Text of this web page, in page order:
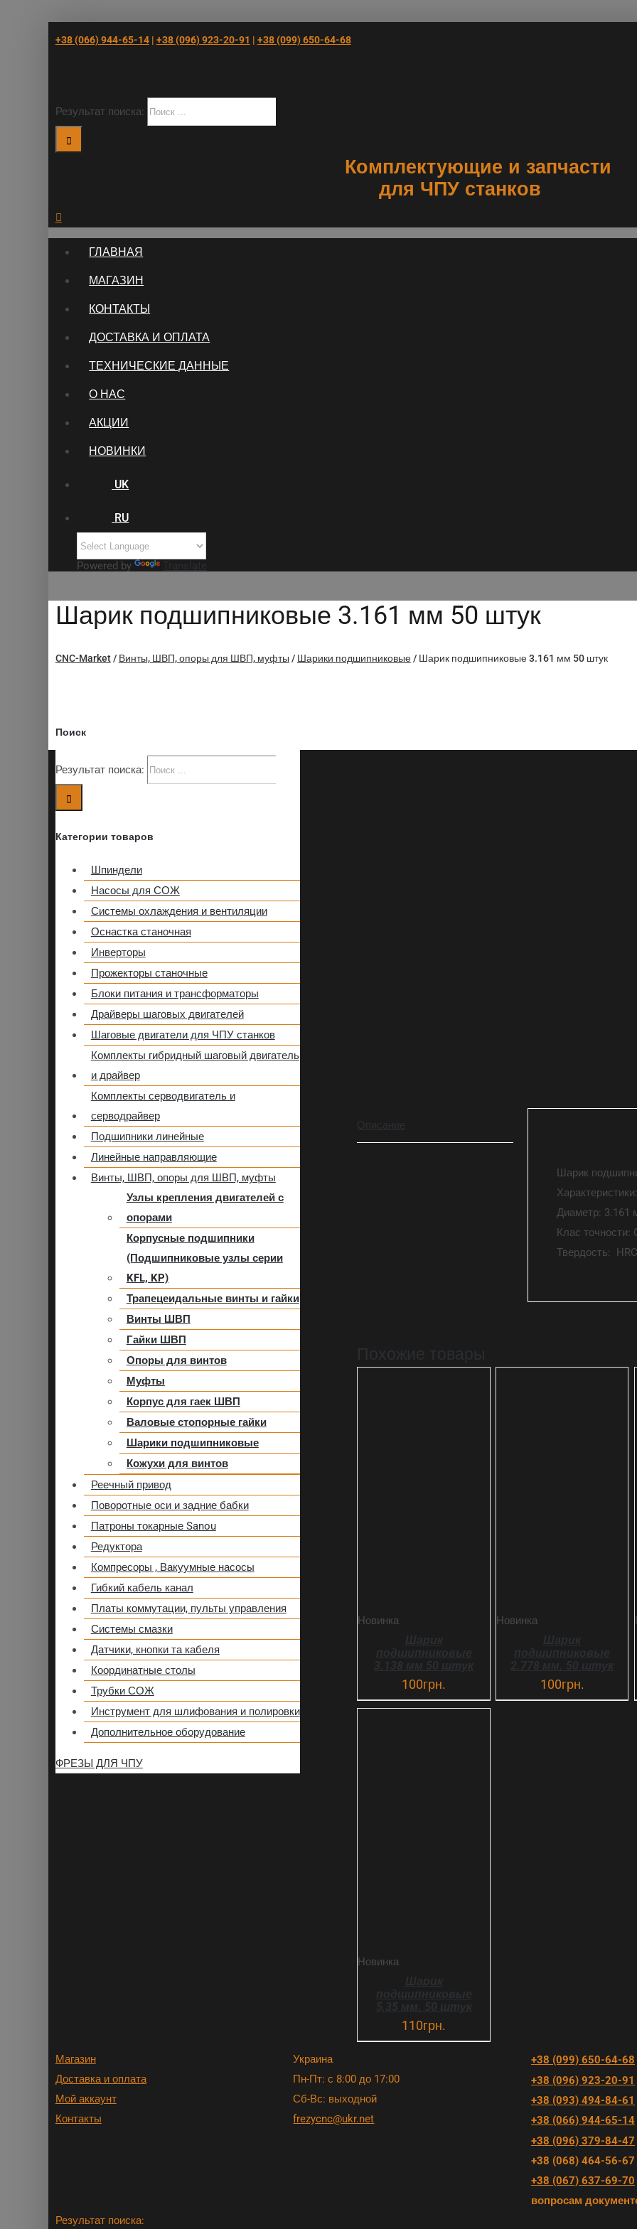
+38 (066) 944-65-14| +38 (096) 923-20-91 | +38 (‎099) 650-64-68
Результат поиска:
Комплектующие и запчасти
для ЧПУ станков
ГЛАВНАЯ
МАГАЗИН
КОНТАКТЫ
ДОСТАВКА И ОПЛАТА
ТЕХНИЧЕСКИЕ ДАННЫЕ
О НАС
АКЦИИ
НОВИНКИ
UK
RU
Powered by Translate
Шарик подшипниковые 3.161 мм 50 штук
CNC-Market/ Винты, ШВП, опоры для ШВП, муфты / Шарики подшипниковые/ Шарик подшипниковые 3.161 мм 50 штук
Описание
Шарик
Характеристики:
Диаметр: 3.161
Клас точности:
Твердость:
Похожие товары
Новинка
Шарик
подшипниковые
3.138 мм 50 штук
100грн.
Новинка
Шарик
подшипниковые
2.778 мм. 50 штук
100грн.
Новинка
Шарик
подшипниковые
5,35 мм. 50 штук
110грн.
Поиск
Результат поиска:
Категории товаров
Шпиндели
Насосы для СОЖ
Системы охлаждения и вентиляции
Оснастка станочная
Инверторы
Прожекторы станочные
Блоки питания и трансформаторы
Драйверы шаговых двигателей
Шаговые двигатели для ЧПУ станков
Комплекты гибридный шаговый двигатель
и драйвер
Комплекты серводвигатель и
серводрайвер
Подшипники линейные
Линейные направляющие
Винты, ШВП, опоры для ШВП, муфты
Узлы крепления двигателей с
опорами
Корпусные подшипники
(Подшипниковые узлы серии
KFL, KP)
Трапецеидальные винты и гайки
Винты ШВП
Гайки ШВП
Опоры для винтов
Муфты
Корпус для гаек ШВП
Валовые стопорные гайки
Шарики подшипниковые
Кожухи для винтов
Реечный привод
Поворотные оси и задние бабки
Патроны токарные Sanou
Редуктора
Компресоры , Вакуумные насосы
Гибкий кабель канал
Платы коммутации, пульты управления
Системы смазки
Датчики, кнопки та кабеля
Координатные столы
Трубки СОЖ
Инструмент для шлифования и полировки
Дополнительное оборудование
ФРЕЗЫ ДЛЯ ЧПУ
Магазин
Доставка и оплата
Мой аккаунт
Контакты
Украина
Пн-Пт: с 8:00 до 17:00
Сб-Вс: выходной
frezycnc@ukr.net
+38 (099) 650-64-68
+38 (096) 923-20-91
+38 (093) 494-84-61
+38 (066) 944-65-14
+38 (096) 379-84-47
+38 (068) 464-56-
+38 (067) 637-69-70
вопросам
Результат поиска: